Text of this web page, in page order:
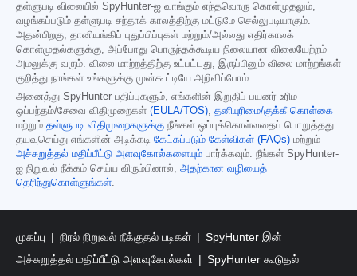
தள்ளுபடி விலையில் SpyHunter-ஐ வாங்கும் எந்தவொரு கொள்முதலும்,
வழங்கப்படும் தள்ளுபடி சந்தாக் காலத்திற்கு மட்டுமே செல்லுபடியாகும்.
அதன்பிறகு, தானியங்கிப் புதுப்பிப்புகள் மற்றும்/அல்லது எதிர்காலக்
கொள்முதல்களுக்கு, அப்போது பொருந்தக்கூடிய நிலையான விலையேற்றம்
அமலுக்கு வரும். விலை மாற்றத்திற்கு உட்பட்டது, இருப்பினும் விலை மாற்றங்கள்
குறித்து நாங்கள் உங்களுக்கு முன்கூட்டியே அறிவிப்போம்.
அனைத்து SpyHunter பதிப்புகளும், எங்களின் இறுதிப் பயனர் உரிம
ஒப்பந்தம்/சேவை விதிமுறைகள் (EULA/TOS), தனியுரிமை/குக்கீ கொள்கை
மற்றும் தள்ளுபடி விதிமுறைகளுக்கு நீங்கள் ஒப்புக்கொள்வதைப் பொறுத்தது.
தயவுசெய்து எங்களின் அடிக்கடி கேட்கப்படும் கேள்விகள் (FAQs) மற்றும்
அச்சுறுத்தல் மதிப்பீட்டு அளவுகோல்களையும் பார்க்கவும். நீங்கள் SpyHunter-
ஐ நிறுவல் நீக்கம் செய்ய விரும்பினால், அதற்கான வழியைத்
தெரிந்துகொள்ளுங்கள்.
முகப்பு நிரல் நிறுவல் நீக்குதல் படிகள்
SpyHunter இன்
அச்சுறுத்தல் மதிப்பீட்டு அளவுகோல்கள்
SpyHunter கூடுதல்